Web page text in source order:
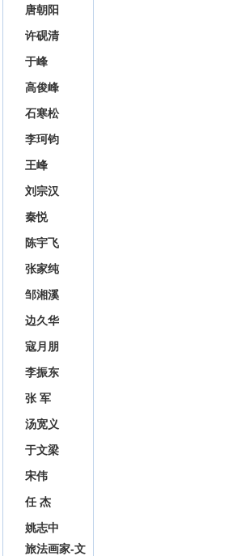
唐朝阳
许砚清
于峰
高俊峰
石寒松
李珂钧
王峰
刘宗汉
秦悦
陈宇飞
张家纯
邹湘溪
边久华
寇月朋
李振东
张 军
汤宽义
于文梁
宋伟
任 杰
姚志中
旅法画家-文